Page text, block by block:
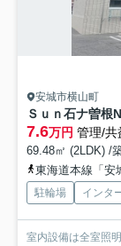
安城市横山町
7.6万円 管理/共
69.48㎡ (2LDK) /
東海道本線「安
駐輪場 インタ
室内設備は全室照